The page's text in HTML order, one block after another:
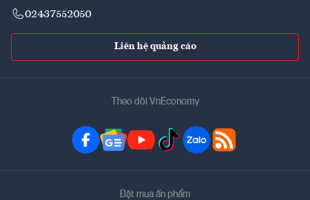
02437552050
Liên hệ quảng cáo
Theo dõi VnEconomy
Đặt mua ấn phẩm